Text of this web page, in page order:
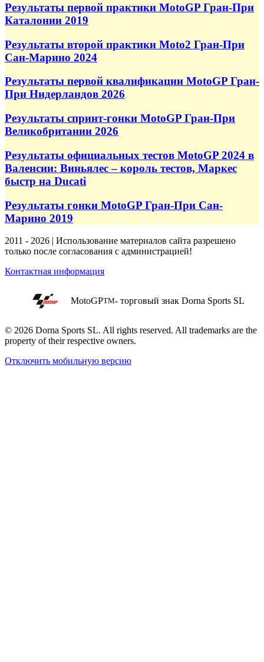
Результаты первой практики MotoGP Гран-При
Каталонии 2019
Результаты второй практики Moto2 Гран-При
Сан-Марино 2024
Результаты первой квалификации MotoGP Гран-
При Нидерландов 2026
Результаты спринт-гонки MotoGP Гран-При
Великобритании 2026
Результаты официальных тестов MotoGP 2024 в
Валенсии: Виньялес – король тестов, Маркес
быстр на Ducati
Результаты гонки MotoGP Гран-При Сан-
Марино 2019
2011 - 2026 | Использование материалов сайта разрешено
только после согласования с администрацией!
Контактная информация
MotoGPTM- торговый знак Dorna Sports SL
© 2026 Dorna Sports SL. All rights reserved. All trademarks are the
property of their respective owners.
Отключить мобильную версию